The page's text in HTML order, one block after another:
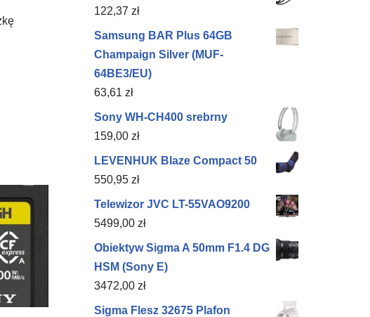
122,37 zł
Samsung BAR Plus 64GB
Champaign Silver (MUF-
64BE3/EU)
63,61 zł
Sony WH-CH400 srebrny
159,00 zł
LEVENHUK Blaze Compact 50
550,95 zł
Telewizor JVC LT-55VAO9200
5499,00 zł
Obiektyw Sigma A 50mm F1.4 DG
HSM (Sony E)
3472,00 zł
Sigma Flesz 32675 Plafon